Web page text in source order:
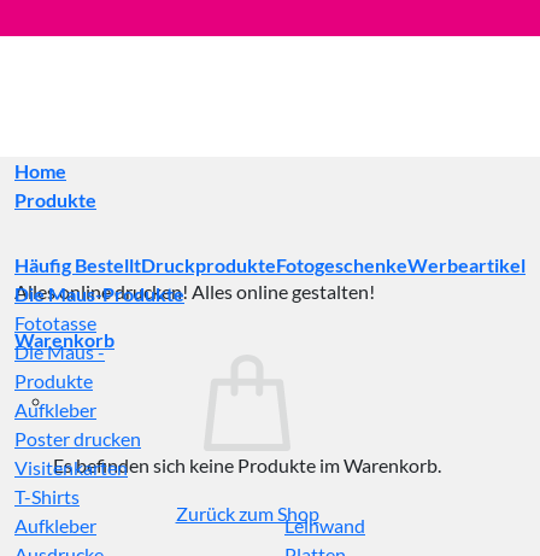
Inhalt
Alles online drucken! Alles online gestalten!
Warenkorb
Es befinden sich keine Produkte im Warenkorb.
Zurück zum Shop
Home
Produkte
Häufig BestelltDruckprodukteFotogeschenkeWerbeartikel
Die Maus-Produkte
Fototasse
Die Maus -
Produkte
Aufkleber
Poster drucken
Visitenkarten
T-Shirts
Aufkleber
Leinwand